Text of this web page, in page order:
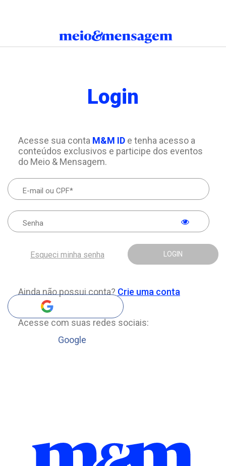
Login
Acesse sua conta M&M IDe tenha acesso a
conteúdos exclusivos e participe dos eventos
do Meio & Mensagem.
LOGIN
Esqueci minha senha
Ainda não possui conta? Crie uma conta
Acesse com suas redes sociais:
Google